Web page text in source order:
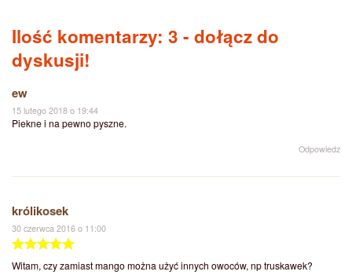
Ilość komentarzy: 3 - dołącz do
dyskusji!
ew
15 lutego 2018 o 19:44
Piekne i na pewno pyszne.
Odpowiedz
królikosek
30 czerwca 2016 o 11:00
Witam, czy zamiast mango można użyć innych owoców, np truskawek?